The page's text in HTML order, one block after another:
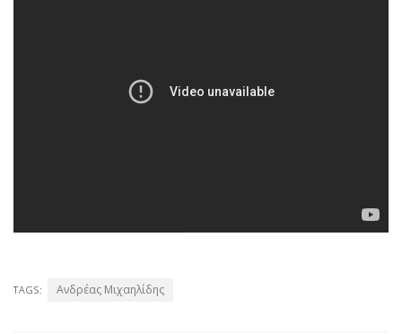
TAGS: Ανδρέας Μιχαηλίδης